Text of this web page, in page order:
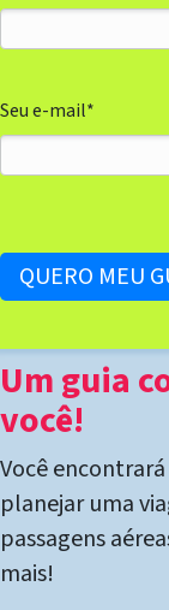
Um guia
você!
Você
planejar uma
passagens
mais!
Seu e-mail*